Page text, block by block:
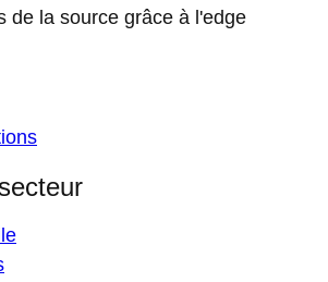
de la source grâce à l'edge